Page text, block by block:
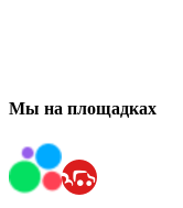
Мы на площадках